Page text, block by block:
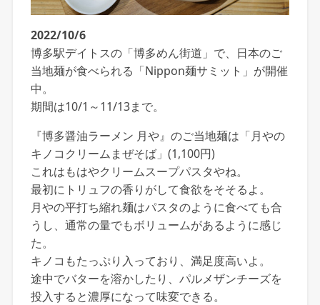
2022/10/6
博多駅デイトスの「博多めん街道」で、日本のご
当地麺が食べられる「Nippon麺サミット」が開催
中。
期間は10/1～11/13まで。
『博多醤油ラーメン 月や』のご当地麺は「月やの
キノコクリームまぜそば」(1,100円)
これはもはやクリームスープパスタやね。
最初にトリュフの香りがして食欲をそそるよ。
月やの平打ち縮れ麺はパスタのように食べても合
うし、通常の量でもボリュームがあるように感じ
た。
キノコもたっぷり入っており、満足度高いよ。
途中でバターを溶かしたり、パルメザンチーズを
投入すると濃厚になって味変できる。